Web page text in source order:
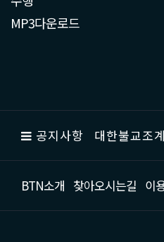
MP3다운로드
공지사항 대한불교조
BTN소개 찾아오시는길 이